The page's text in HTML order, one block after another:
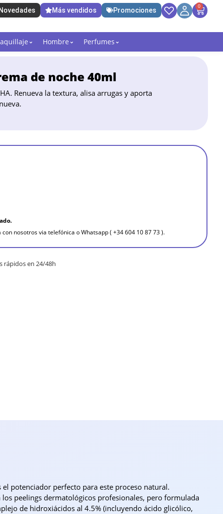
Novedades Más vendidos Promociones
0
Hombre Perfumes
de noche 40ml
Renueva la textura, alisa arrugas y aporta
nosotros via telefónica o Whatsapp ( +34 604 10 87 73 ).
rápidos en 24/48h
el potenciador perfecto para este proceso natural.
peelings dermatológicos profesionales, pero formulada
de hidroxiácidos al 4.5% (incluyendo ácido glicólico,